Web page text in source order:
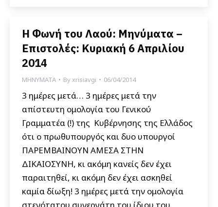
Η Φωνή του Λαού: Μηνύματα –
Επιστολές: Κυριακή 6 Απριλίου
2014
ΜΗΝΥΜΑΤΑ Byxrisiavgi 06/04/2014
3 ημέρες μετά… 3 ημέρες μετά την
απίστευτη ομολογία του Γενικού
Γραμματέα (!) της Κυβέρνησης της Ελλάδος
ότι ο πρωθυπουργός και δυο υπουργοί
ΠΑΡΕΜΒΑΙΝΟΥΝ ΑΜΕΣΑ ΣΤΗΝ
ΔΙΚΑΙΟΣΥΝΗ, κι ακόμη κανείς δεν έχει
παραιτηθεί, κι ακόμη δεν έχει ασκηθεί
καμία δίωξη! 3 ημέρες μετά την ομολογία